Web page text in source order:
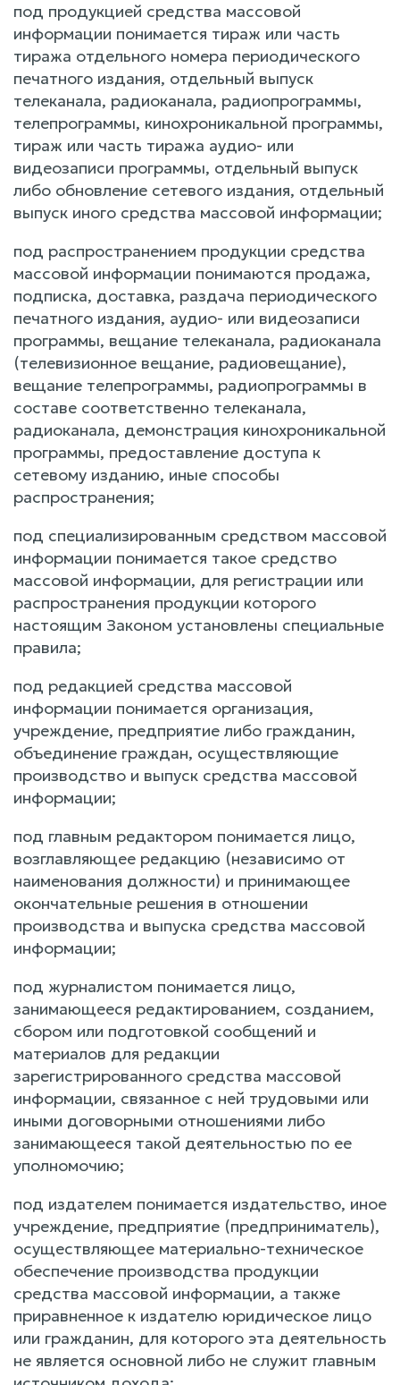
под продукцией средства массовой
информации понимается тираж или часть
тиража отдельного номера периодического
печатного издания, отдельный выпуск
телеканала, радиоканала, радиопрограммы,
телепрограммы, кинохроникальной программы,
тираж или часть тиража аудио- или
видеозаписи программы, отдельный выпуск
либо обновление сетевого издания, отдельный
выпуск иного средства массовой информации;
под распространением продукции средства
массовой информации понимаются продажа,
подписка, доставка, раздача периодического
печатного издания, аудио- или видеозаписи
программы, вещание телеканала, радиоканала
(телевизионное вещание, радиовещание),
вещание телепрограммы, радиопрограммы в
составе соответственно телеканала,
радиоканала, демонстрация кинохроникальной
программы, предоставление доступа к
сетевому изданию, иные способы
распространения;
под специализированным средством массовой
информации понимается такое средство
массовой информации, для регистрации или
распространения продукции которого
настоящим Законом установлены специальные
правила;
под редакцией средства массовой
информации понимается организация,
учреждение, предприятие либо гражданин,
объединение граждан, осуществляющие
производство и выпуск средства массовой
информации;
под главным редактором понимается лицо,
возглавляющее редакцию (независимо от
наименования должности) и принимающее
окончательные решения в отношении
производства и выпуска средства массовой
информации;
под журналистом понимается лицо,
занимающееся редактированием, созданием,
сбором или подготовкой сообщений и
материалов для редакции
зарегистрированного средства массовой
информации, связанное с ней трудовыми или
иными договорными отношениями либо
занимающееся такой деятельностью по ее
уполномочию;
под издателем понимается издательство, иное
учреждение, предприятие (предприниматель),
осуществляющее материально-техническое
обеспечение производства продукции
средства массовой информации, а также
приравненное к издателю юридическое лицо
или гражданин, для которого эта деятельность
не является основной либо не служит главным